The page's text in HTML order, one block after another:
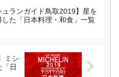
ュランガイド鳥取2019】星を
した「日本料理・和食」一覧
ミシ
「日